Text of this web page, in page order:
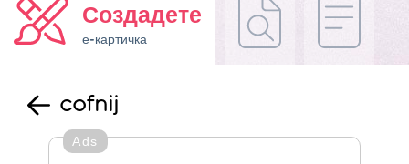
Создадете
е-картичка
cofnij
Ads